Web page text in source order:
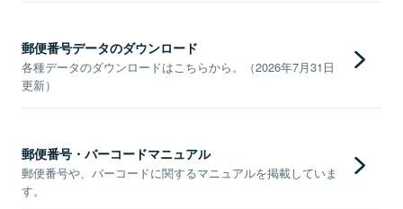
郵便番号データのダウンロード
各種データのダウンロードはこちらから。（2026年7月31日
更新）
郵便番号・バーコードマニュアル
郵便番号や、バーコードに関するマニュアルを掲載していま
す。